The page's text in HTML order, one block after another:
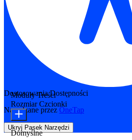
Dostosowania Dostępności
Napędzane przez OneTap
Ukryj Pasek Narzędzi
Moduły Treści
Rozmiar Czcionki
Domyślne